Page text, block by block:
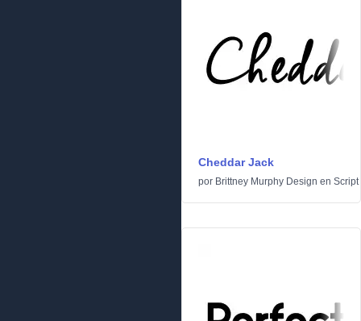
Cheddar Jack
por Brittney Murphy Design en Script